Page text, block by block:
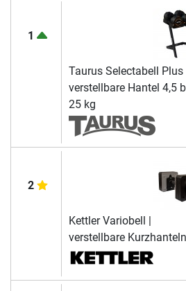
1
Taurus Selectabell Plus
verstellbare Hantel 4,5
25 kg
2
Kettler Variobell |
verstellbare Kurzhanteln